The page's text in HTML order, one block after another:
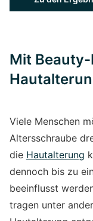
Mit
Viele Menschen
Altersschraube
die Hautalterung
dennoch bis zu
beeinflusst
tragen unter